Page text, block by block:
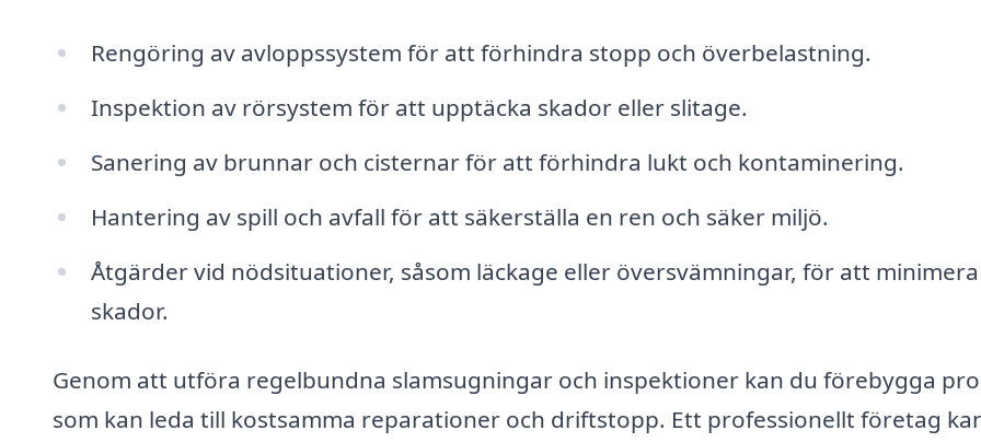
Rengöring av avloppssystem för att förhindra stopp och överbelastning.
Inspektion av rörsystem för att upptäcka skador eller slitage.
Sanering av brunnar och cisternar för att förhindra lukt och kontaminering.
Hantering av spill och avfall för att säkerställa en ren och säker miljö.
Åtgärder vid nödsituationer, såsom läckage eller översvämningar, för att minimera
skador.
Genom att utföra regelbundna slamsugningar och inspektioner kan du förebygga
som kan leda till kostsamma reparationer och driftstopp. Ett professionellt företag